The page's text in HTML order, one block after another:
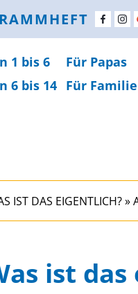
1 bis 6 Für Papas
6 bis 14 Für
IST DAS EIGENTLICH?»
ist